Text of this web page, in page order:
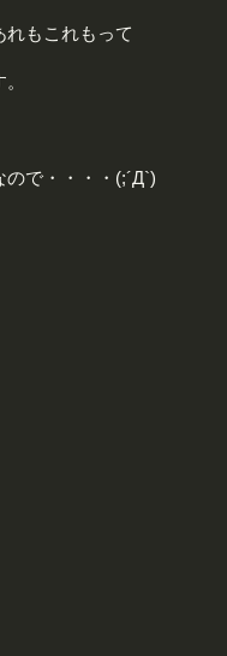
もこれもって
で・・・・(;´Д`)